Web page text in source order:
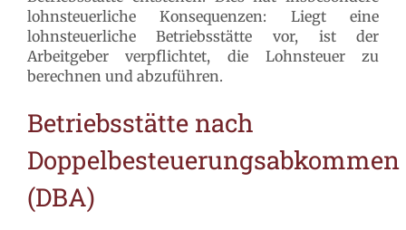
lohnsteuerliche Konsequenzen: Liegt eine
lohnsteuerliche Betriebsstätte vor, ist der
Arbeitgeber verpflichtet, die Lohnsteuer zu
berechnen und abzuführen.
Betriebsstätte nach
Doppelbesteuerungsabkommen
(DBA)